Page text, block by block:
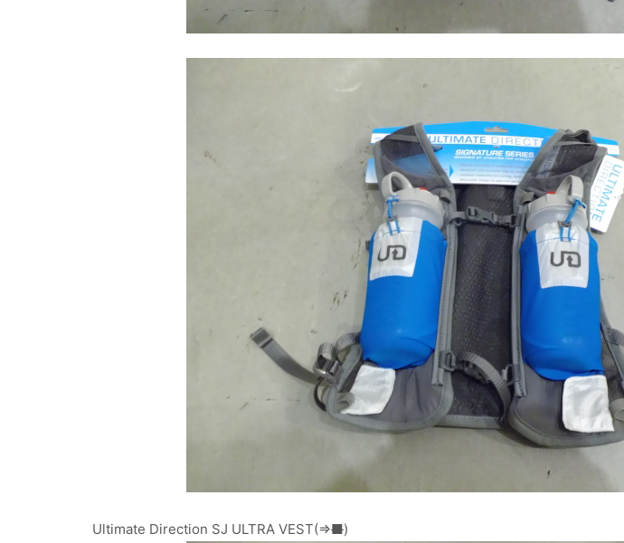
Ultimate Direction SJ ULTRA VEST(⇒■)